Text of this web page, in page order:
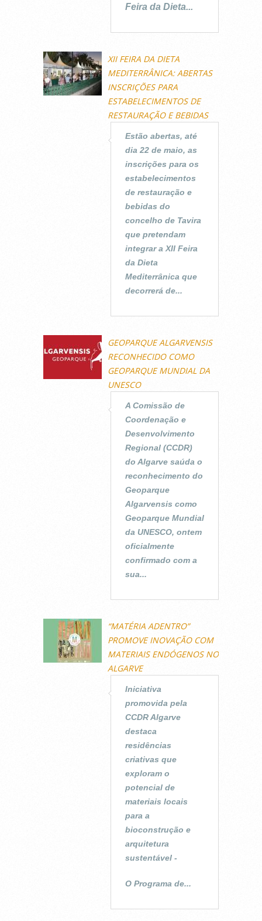
Feira da Dieta...
XII FEIRA DA DIETA
MEDITERRÂNICA: ABERTAS
INSCRIÇÕES PARA
ESTABELECIMENTOS DE
RESTAURAÇÃO E BEBIDAS
Estão abertas, até
dia 22 de maio, as
inscrições para os
estabelecimentos
de restauração e
bebidas do
concelho de Tavira
que pretendam
integrar a XII Feira
da Dieta
Mediterrânica que
decorrerá de...
GEOPARQUE ALGARVENSIS
RECONHECIDO COMO
GEOPARQUE MUNDIAL DA
UNESCO
A Comissão de
Coordenação e
Desenvolvimento
Regional (CCDR)
do Algarve saúda o
reconhecimento do
Geoparque
Algarvensis como
Geoparque Mundial
da UNESCO, ontem
oficialmente
confirmado com a
sua...
“MATÉRIA ADENTRO”
PROMOVE INOVAÇÃO COM
MATERIAIS ENDÓGENOS NO
ALGARVE
Iniciativa
promovida pela
CCDR Algarve
destaca
residências
criativas que
exploram o
potencial de
materiais locais
para a
bioconstrução e
arquitetura
sustentável -
O Programa de...